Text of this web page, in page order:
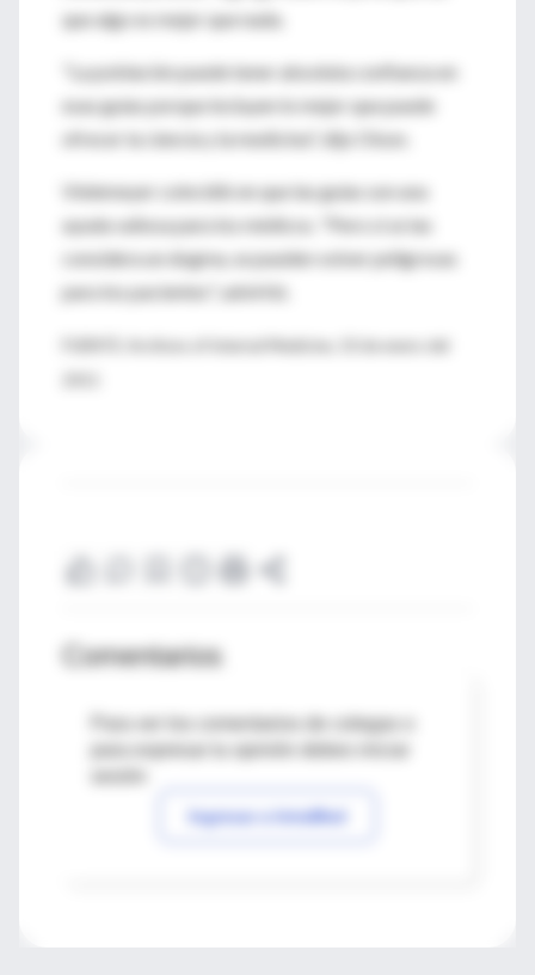
que algo es mejor que nada.
"La población puede tener absoluta confianza en
esas guías porque incluyen lo mejor que puede
ofrecer la ciencia y la medicina", dijo Olson.
Vielemeyer coincidió en que las guías son una
ayuda valiosa para los médicos. "Pero si se las
considera un dogma, se pueden volver peligrosas
para los pacientes", advirtió.
Comentarios
Para ver los comentarios de colegas o
Ingresar a IntraMed